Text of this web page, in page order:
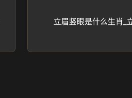
立眉竖眼是什么生肖_